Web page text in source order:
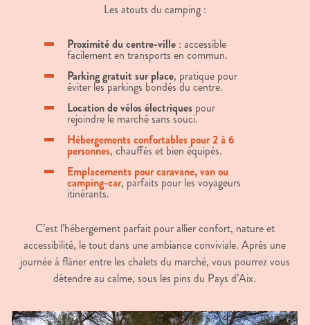
Les atouts du camping :
Proximité du centre-ville : accessible
facilement en transports en commun.
Parking gratuit sur place, pratique pour
éviter les parkings bondés du centre.
Location de vélos électriques pour
rejoindre le marché sans souci.
Hébergements confortables pour 2 à 6
personnes, chauffés et bien équipés.
Emplacements pour caravane, van ou
camping-car, parfaits pour les voyageurs
itinérants.
C’est l’hébergement parfait pour allier confort, nature et
accessibilité, le tout dans une ambiance conviviale. Après une
journée à flâner entre les chalets du marché, vous pourrez vous
détendre au calme, sous les pins du Pays d’Aix.